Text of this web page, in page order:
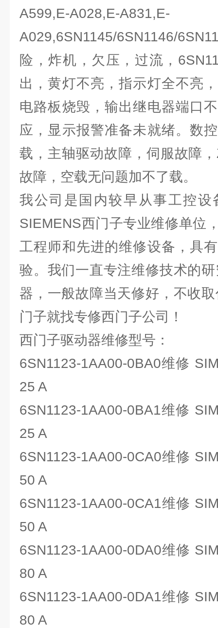
A599,E-A028,E-A831,E-
A029,6SN1145/6SN1146/
险，炸机，欠压，过流，
出，黄灯不亮，指示灯全不亮
电路板烧毁，输出继电器端口
应，显示报警准备未就绪。数
载，主轴驱动故障，伺服故障
故障，空载无问题加不了载。
我公司是国内较早从事工控设
SIEMENS西门子专业维修单位
工程师和先进的维修设备，具
验。我们一直专注维修技术的
器，一般故障当天修好，不收
门子就找专修西门子公司！
西门子驱动器维修型号：
6SN1123-1AA00-0BA0维修
25 A
6SN1123-1AA00-0BA1维修
25 A
6SN1123-1AA00-0CA0维修
50 A
6SN1123-1AA00-0CA1维修
50 A
6SN1123-1AA00-0DA0维修
80 A
6SN1123-1AA00-0DA1维修
80 A